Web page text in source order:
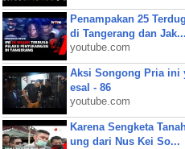
Penampakan 25
di Tangerang dan Jak...
youtube.com
Aksi Songong Pria ini
esal - 86
youtube.com
Karena Sengketa
ung dari Nus Kei So...